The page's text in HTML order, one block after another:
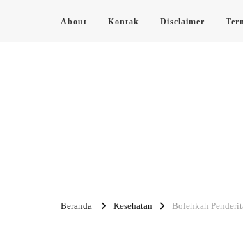
About Kontak Disclaimer
Beranda Kesehatan Bolehkah